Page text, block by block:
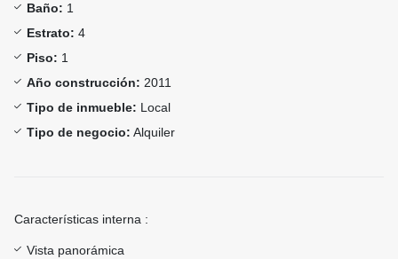
Baño: 1
Estrato: 4
Piso: 1
Año construcción: 2011
Tipo de inmueble: Local
Tipo de negocio: Alquiler
Características interna :
Vista panorámica